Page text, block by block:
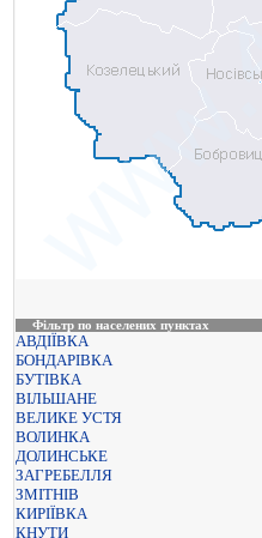
Фільтр по населених пунктах
АВДІЇВКА
БОНДАРІВКА
БУТІВКА
ВІЛЬШАНЕ
ВЕЛИКЕ УСТЯ
ВОЛИНКА
ДОЛИНСЬКЕ
ЗАГРЕБЕЛЛЯ
ЗМІТНІВ
КИРІЇВКА
КНУТИ